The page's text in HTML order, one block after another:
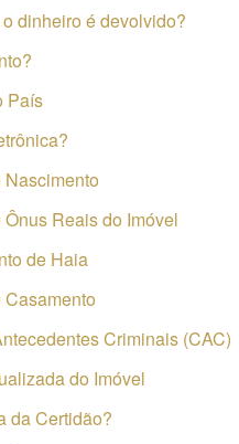
dinheiro é devolvido?
País
Reais do Imóvel
de Haia
Criminais (CAC)
do Imóvel
da Certidão?